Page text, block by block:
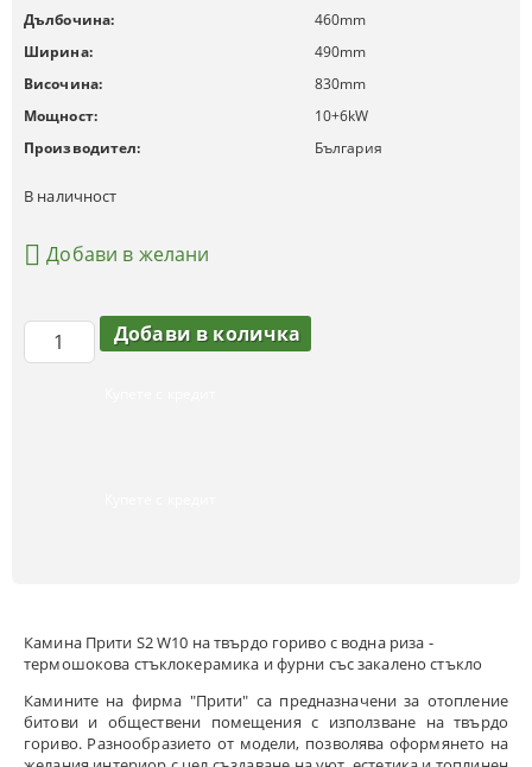
Камина Прити S2 W10 на твърдо гориво с водна риза -
термошокова стъклокерамика и фурни със закалено стъкло
Камините на фирма "Прити" са предназначени за отопление
битови и обществени помещения с използване на твърдо
гориво. Разнообразието от модели, позволява оформянето на
Дълбочина: 460mm
Ширина:
490mm
Височина:
830mm
Мощност:
10+6kW
Производител:
България
В наличност
Добави в желани